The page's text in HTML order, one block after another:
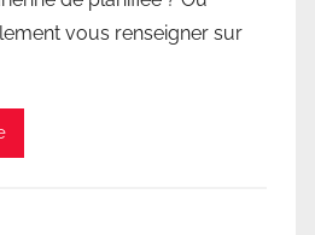
vous renseigner sur